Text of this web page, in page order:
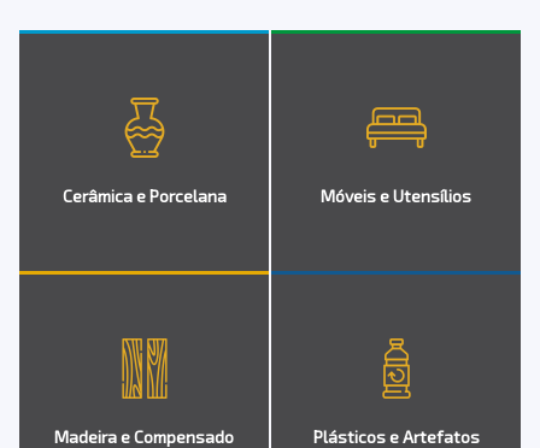
Cerâmica e Porcelana Móveis e Utensílios
Madeira e Compensado Plásticos e Artefatos